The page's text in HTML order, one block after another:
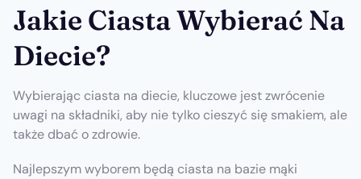
Jakie Ciasta Wybierać Na
Diecie?
Wybierając ciasta na diecie, kluczowe jest zwrócenie
uwagi na składniki, aby nie tylko cieszyć się smakiem, ale
także dbać o zdrowie.
Najlepszym wyborem będą ciasta na bazie mąki